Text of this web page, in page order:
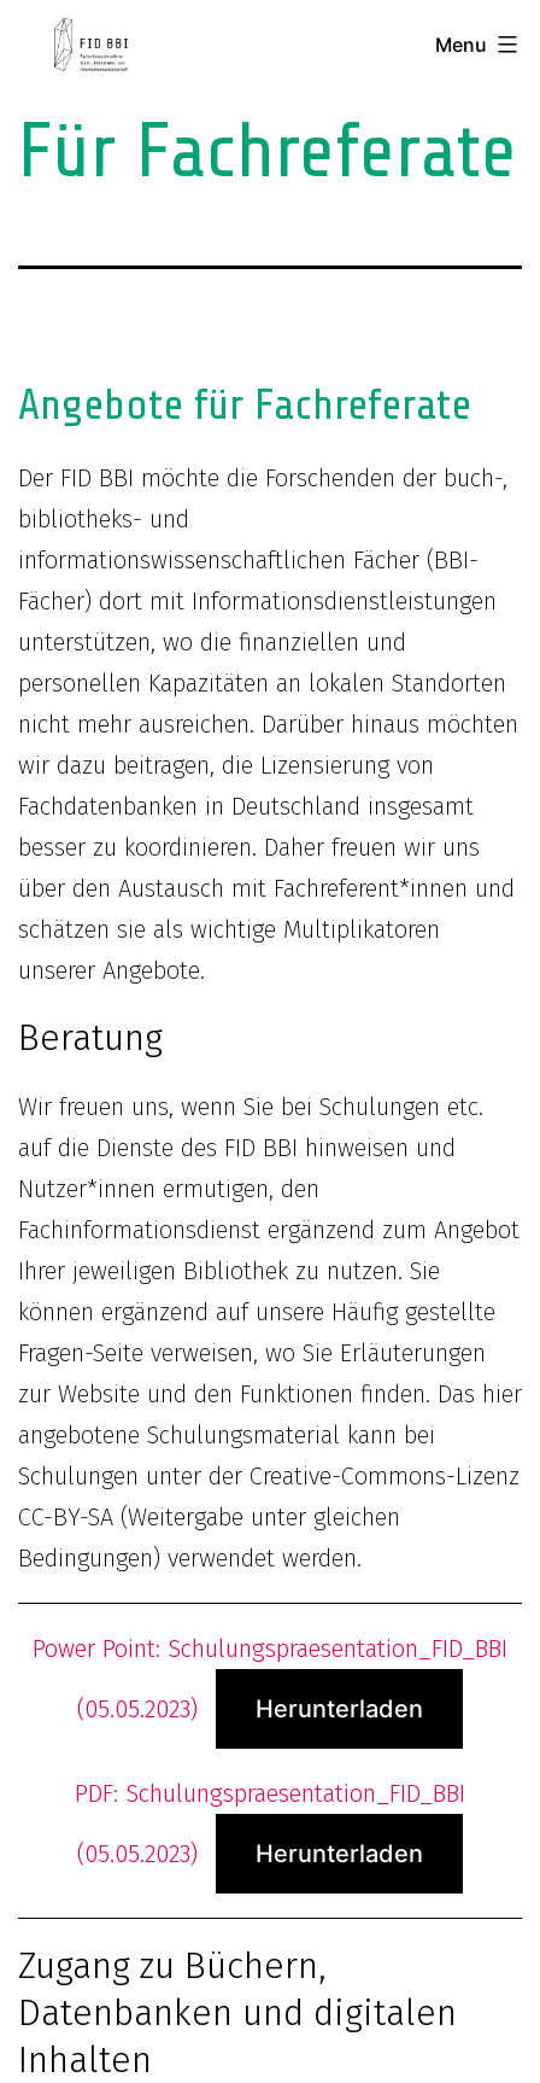
FID
BBI
Fachinformationsdienst
Buch-,
und
Menu
Für Fachreferate
Angebote für Fachreferate
Der FID BBI möchte die Forschenden der buch-,
bibliotheks- und
informationswissenschaftlichen Fächer (BBI-
Fächer) dort mit Informationsdienstleistungen
unterstützen, wo die finanziellen und
personellen Kapazitäten an lokalen Standorten
nicht mehr ausreichen. Darüber hinaus möchten
wir dazu beitragen, die Lizensierung von
Fachdatenbanken in Deutschland insgesamt
besser zu koordinieren. Daher freuen wir uns
über den Austausch mit Fachreferent*innen und
schätzen sie als wichtige Multiplikatoren
unserer Angebote.
Beratung
Wir freuen uns, wenn Sie bei Schulungen etc.
auf die Dienste des FID BBI hinweisen und
Nutzer*innen ermutigen, den
Fachinformationsdienst ergänzend zum Angebot
Ihrer jeweiligen Bibliothek zu nutzen. Sie
können ergänzend auf unsere Häufig gestellte
Fragen-Seite verweisen, wo Sie Erläuterungen
zur Website und den Funktionen finden. Das hier
angebotene Schulungsmaterial kann bei
Schulungen unter der Creative-Commons-Lizenz
CC-BY-SA (Weitergabe unter gleichen
Bedingungen) verwendet werden.
Power Point: Schulungspraesentation_FID_BBI
(05.05.2023) Herunterladen
PDF: Schulungspraesentation_FID_BBI
(05.05.2023) Herunterladen
Zugang zu Büchern,
Datenbanken und digitalen
Inhalten